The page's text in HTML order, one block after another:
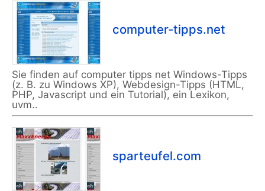
computer-tipps.net
Sie finden auf computer tipps net Windows-Tipps
(z. B. zu Windows XP), Webdesign-Tipps (HTML,
PHP, Javascript und ein Tutorial), ein Lexikon,
uvm..
sparteufel.com